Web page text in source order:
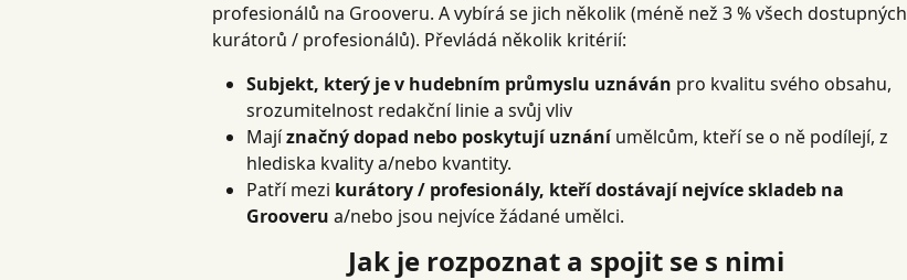
profesionálů na Grooveru. A vybírá se jich několik (méně než 3 % všech dostupných
kurátorů / profesionálů). Převládá několik kritérií:
Subjekt, který je v hudebním průmyslu uznáván pro kvalitu svého obsahu,
srozumitelnost redakční linie a svůj vliv
Mají značný dopad nebo poskytují uznání umělcům, kteří se o ně podílejí, z
hlediska kvality a/nebo kvantity.
Patří mezi kurátory / profesionály, kteří dostávají nejvíce skladeb na
Grooveru a/nebo jsou nejvíce žádané umělci.
Jak je rozpoznat a spojit se s nimi